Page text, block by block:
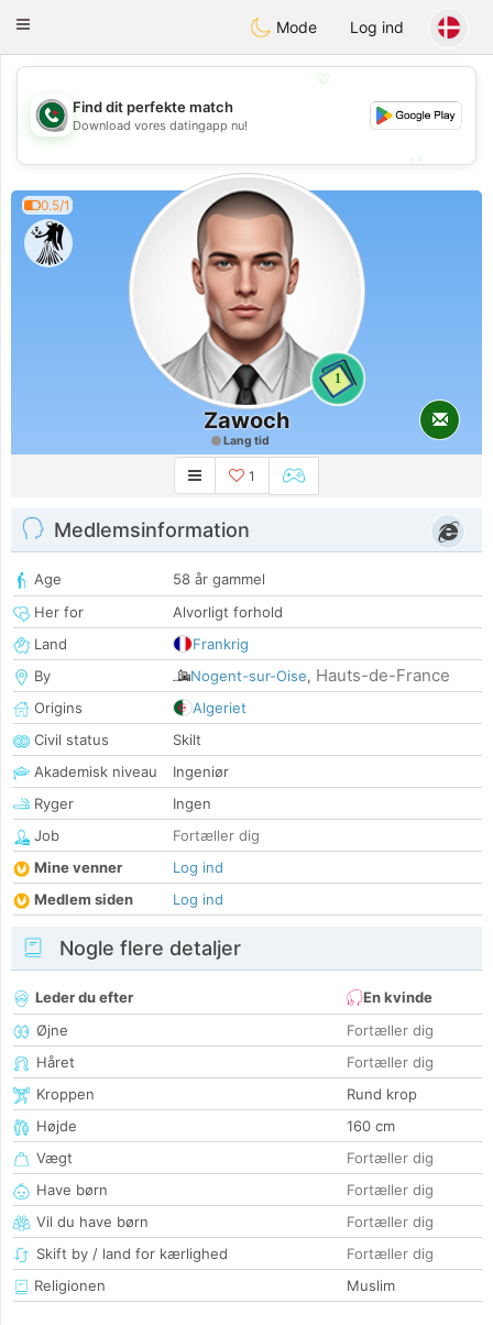
Weshrak
Toggle
Mode Log ind
💖
💕
Find dit perfekte match
Download vores datingapp nu!
0.5/1
1
Zawoch
Lang tid
1
Medlemsinformation
Age
58 år gammel
Her for
Alvorligt forhold
Land
Frankrig
By
Nogent-sur-Oise, Hauts-de-France
Origins
Algeriet
Civil status
Skilt
Akademisk niveau
Ingeniør
Ryger
Ingen
Job
Fortæller dig
Mine venner
Log ind
Medlem siden
Log ind
Nogle flere detaljer
Leder du efter
En kvinde
Øjne
Fortæller dig
Håret
Fortæller dig
Kroppen
Rund krop
Højde
160 cm
Vægt
Fortæller dig
Have børn
Fortæller dig
Vil du have børn
Fortæller dig
Skift by / land for kærlighed
Fortæller dig
Religionen
Muslim